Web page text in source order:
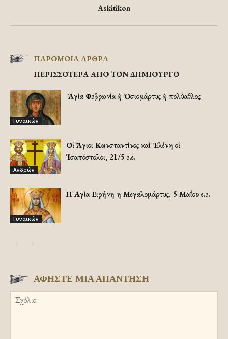
Askitikon
ΠΑΡΟΜΟΙΑ ΑΡΘΡΑ
ΠΕΡΙΣΣΟΤΕΡΑ ΑΠΟ ΤΟΝ ΔΗΜΙΟΥΡΓΟ
Γυναικών
Ἡ Ἁγία Φεβρωνία ἡ Ὁσιομάρτυς ἡ πολύαθλος
Ανδρών
Οἱ Ἅγιοι Κωνσταντίνος καί Ἑλένη οἱ
Ἱσαπόστολοι, 21/5 ε.ε.
Γυναικών
Η Αγία Ειρήνη η Μεγαλομάρτυς, 5 Μαΐου ε.ε.
ΑΦΗΣΤΕ ΜΙΑ ΑΠΑΝΤΗΣΗ